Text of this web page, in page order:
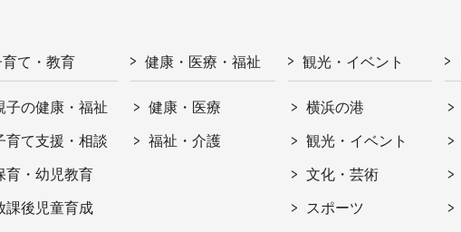
育て・教育
子の健康・福祉
育て支援・相談
育・幼児教育
課後児童育成
健康・医療・福祉
健康・医療
福祉・介護
観光・イベント
横浜の港
観光・イベント
文化・芸術
スポーツ